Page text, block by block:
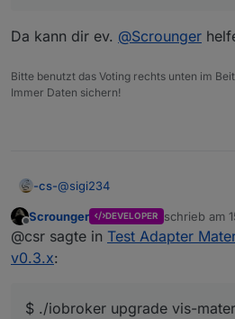
Da kann dir ev. @Scrounger
Bitte benutzt das Voting rechts unten im
Immer Daten sichern!
-cs-@sigi234
Ja, das machte ich, dann kam
geschrieben:
process exited with code 0
Scrounger DEVELOPER schrieb am
zuletzt
@csr sagte in Test Adapter
v0.3.x:
$ ./iobroker upgrade vis-